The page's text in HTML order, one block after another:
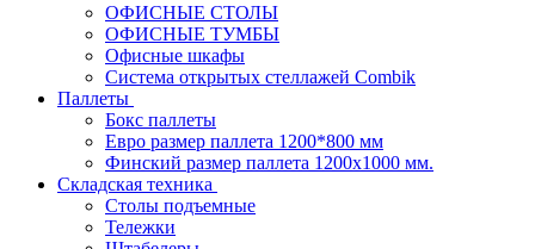
ОФИСНЫЕ СТОЛЫ
ОФИСНЫЕ ТУМБЫ
Офисные шкафы
Система открытых стеллажей Combik
Паллеты
Бокс паллеты
Евро размер паллета 1200*800 мм
Финский размер паллета 1200х1000 мм.
Складская техника
Столы подъемные
Тележки